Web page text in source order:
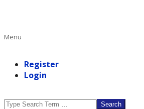
Primary
Menu
Register
Login
Search